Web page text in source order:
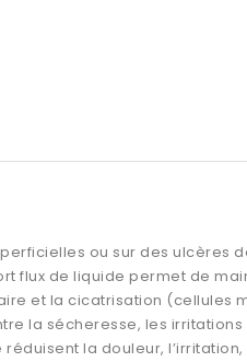
ou sur des ulcères
flux de liquide permet de
et la cicatrisation (cellules
la sécheresse, les irritations
la douleur,